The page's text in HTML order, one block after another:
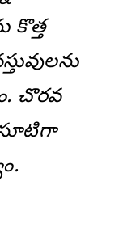
కొత్త
చొరవ
సూటిగా